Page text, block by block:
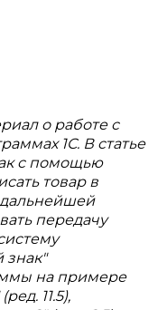
о работе с
1С. В статье
с помощью
товар в
передачу
на примере
11.5),